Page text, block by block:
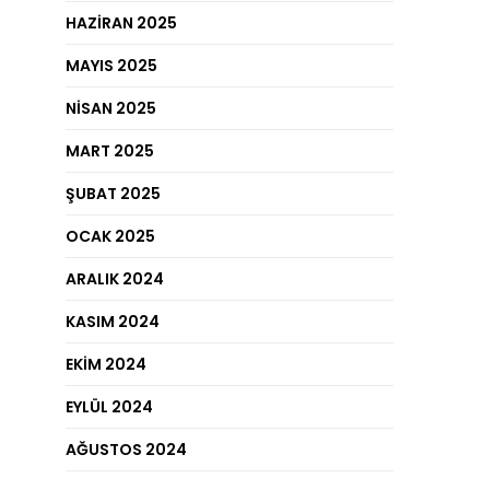
HAZIRAN 2025
MAYIS 2025
NISAN 2025
MART 2025
ŞUBAT 2025
OCAK 2025
ARALIK 2024
KASIM 2024
EKIM 2024
EYLÜL 2024
AĞUSTOS 2024